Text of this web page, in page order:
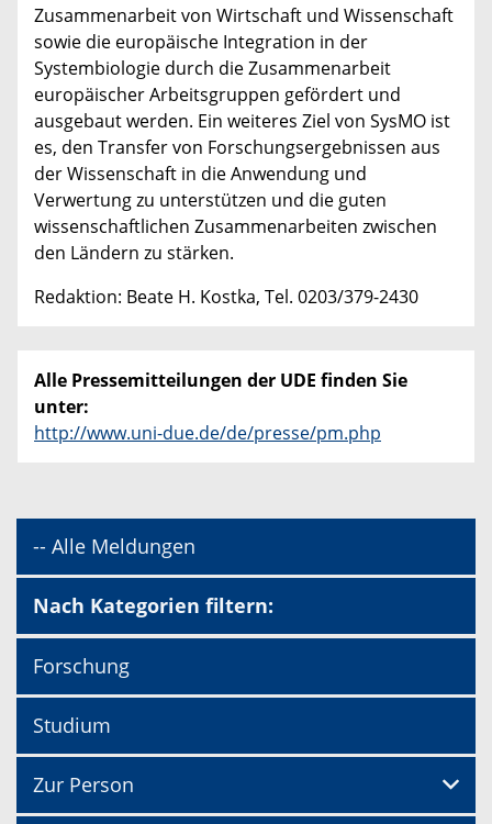
Zusammenarbeit von Wirtschaft und Wissenschaft
sowie die europäische Integration in der
Systembiologie durch die Zusammenarbeit
europäischer Arbeitsgruppen gefördert und
ausgebaut werden. Ein weiteres Ziel von SysMO ist
es, den Transfer von Forschungsergebnissen aus
der Wissenschaft in die Anwendung und
Verwertung zu unterstützen und die guten
wissenschaftlichen Zusammenarbeiten zwischen
den Ländern zu stärken.
Redaktion: Beate H. Kostka, Tel. 0203/379-2430
Alle Pressemitteilungen der UDE finden Sie
unter:
http://www.uni-due.de/de/presse/pm.php
-- Alle Meldungen
Nach Kategorien filtern:
Forschung
Studium
Zur Person